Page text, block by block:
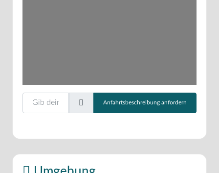
Gib deinen Standort ein.
Anfahrtsbeschreibung anfordern